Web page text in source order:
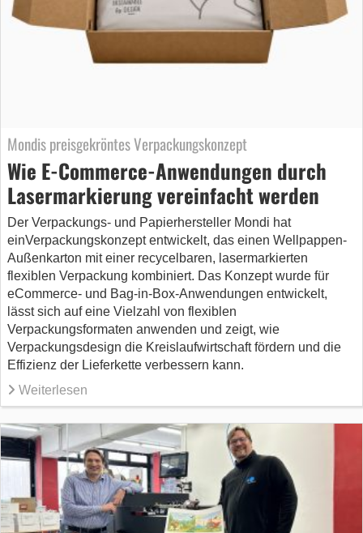
Mondis preisgekröntes Verpackungskonzept
Wie E-Commerce-Anwendungen durch
Lasermarkierung vereinfacht werden
Der Verpackungs- und Papierhersteller Mondi hat
einVerpackungskonzept entwickelt, das einen Wellpappen-
Außenkarton mit einer recycelbaren, lasermarkierten
flexiblen Verpackung kombiniert. Das Konzept wurde für
eCommerce- und Bag-in-Box-Anwendungen entwickelt,
lässt sich auf eine Vielzahl von flexiblen
Verpackungsformaten anwenden und zeigt, wie
Verpackungsdesign die Kreislaufwirtschaft fördern und die
Effizienz der Lieferkette verbessern kann.
Weiterlesen